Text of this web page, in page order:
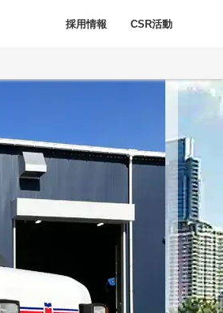
採用情報 CSR活動